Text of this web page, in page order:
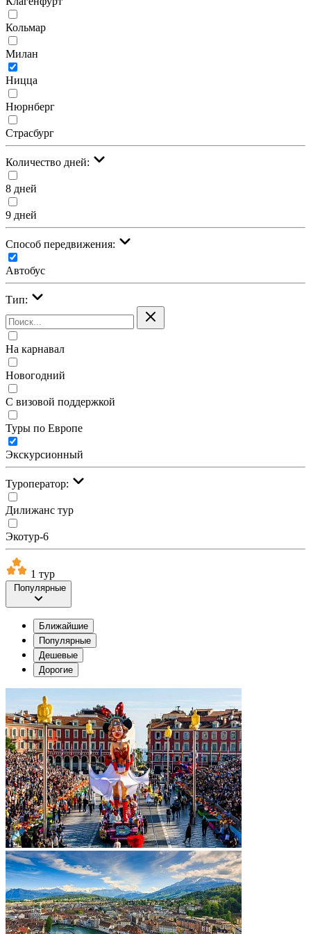
Кольмар
Милан
Ницца
Нюрнберг
Страсбург
Количество дней:
8 дней
9 дней
Cпособ передвижения:
Автобус
Тип:
На карнавал
Новогодний
С визовой поддержкой
Туры по Европе
Экскурсионный
Туроператор:
Дилижанс тур
Экотур-6
1 тур
Популярные
Ближайшие
Популярные
Дешевые
Дорогие